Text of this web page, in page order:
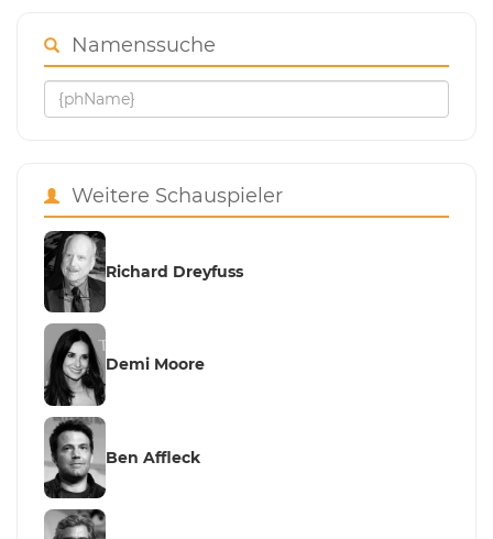
Namenssuche
Weitere Schauspieler
Richard Dreyfuss
Demi Moore
Ben Affleck